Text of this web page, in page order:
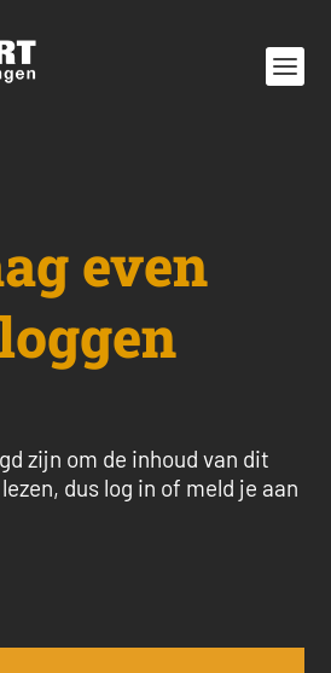
even
zijn om de inhoud van dit
dus log in of meld je aan